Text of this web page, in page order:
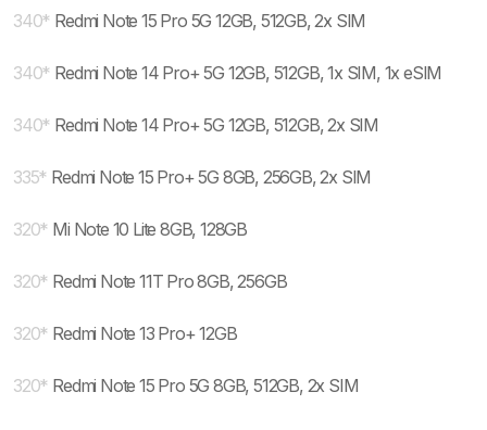
340* Redmi Note 15 Pro 5G 12GB, 512GB, 2x SIM
340* Redmi Note 14 Pro+ 5G 12GB, 512GB, 1x SIM, 1x eSIM
340* Redmi Note 14 Pro+ 5G 12GB, 512GB, 2x SIM
335* Redmi Note 15 Pro+ 5G 8GB, 256GB, 2x SIM
320* Mi Note 10 Lite 8GB, 128GB
320* Redmi Note 11T Pro 8GB, 256GB
320* Redmi Note 13 Pro+ 12GB
320* Redmi Note 15 Pro 5G 8GB, 512GB, 2x SIM